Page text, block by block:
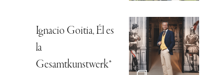
Ignacio Goitia, Él es
la
Gesamtkunstwerk*